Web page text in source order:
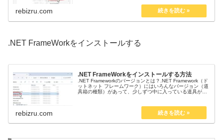
rebizru.com
.NET FrameWorkをインストールする
.NET FrameWorkをインストールする方法
.NET Frameworkのバージョンとは？.NET Framework（ド
ットネット フレームワーク）にはいろんなバージョン（道
具箱の種類）があって、少しずつ中に入っている道具が違
rebizru.com